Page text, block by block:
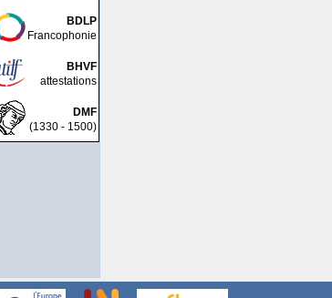
BDLP
Francophonie
BHVF
attestations
DMF
(1330 - 1500)